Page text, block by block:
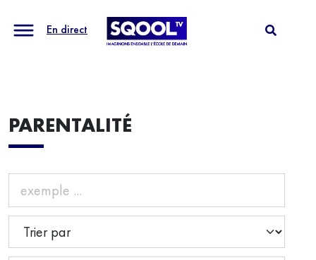
En direct
PARENTALITÉ